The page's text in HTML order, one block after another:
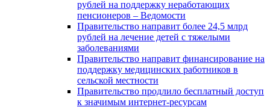
рублей на поддержку неработающих
пенсионеров – Ведомости
Правительство направит более 24,5 млрд
рублей на лечение детей с тяжелыми
заболеваниями
Правительство направит финансирование на
поддержку медицинских работников в
сельской местности
Правительство продлило бесплатный доступ
к значимым интернет-ресурсам